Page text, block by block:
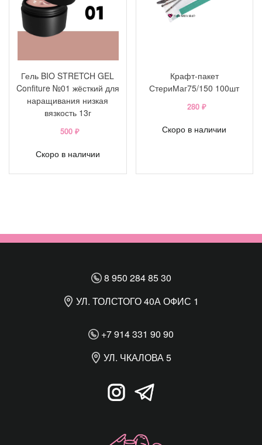
Гель BIO STRETCH GEL
Confiture №01 жёсткий для
наращивания низкая
вязкость 13г
500 ₽
Скоро в наличии
Крафт-пакет
СтериМаг75/150 100шт
280 ₽
Скоро в наличии
8 950 284 85 30
УЛ. ТОЛСТОГО 40А ОФИС 1
+7 914 331 90 90
УЛ. ЧКАЛОВА 5